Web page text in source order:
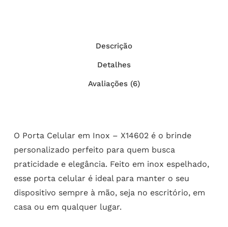
Descrição
Detalhes
Avaliações (6)
O Porta Celular em Inox – X14602 é o brinde
personalizado perfeito para quem busca
praticidade e elegância. Feito em inox espelhado,
esse porta celular é ideal para manter o seu
dispositivo sempre à mão, seja no escritório, em
casa ou em qualquer lugar.